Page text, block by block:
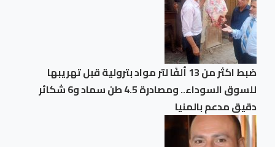
ضبط اكثر من 13 ألفًا لتر مواد بترولية قبل تهريبها
للسوق السوداء.. ومصادرة 4.5 طن سماد و6 شكائر
دقيق مدعم بالمنيا